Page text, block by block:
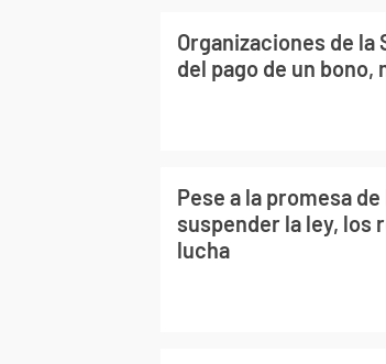
Organizaciones de
del pago de un
Pese a la promesa
suspender la ley, los
lucha